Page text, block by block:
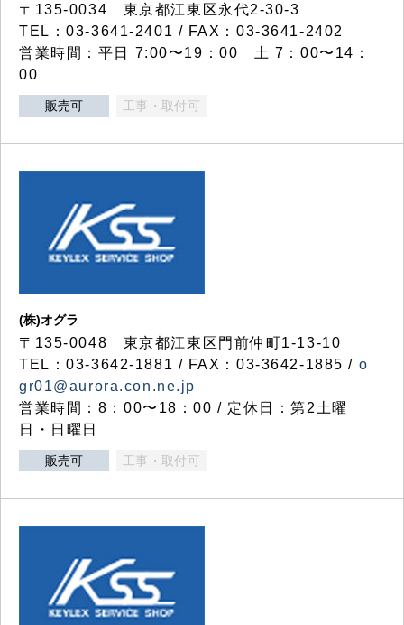
〒135-0034 東京都江東区永代2-30-3
TEL：03-3641-2401 / FAX：03-3641-2402
営業時間：平日 7:00〜19：00 土 7：00〜14：
00
販売可 工事・取付可
(株)オグラ
〒135-0048 東京都江東区門前仲町1-13-10
TEL：03-3642-1881 / FAX：03-3642-1885 / o
gr01@aurora.con.ne.jp
営業時間：8：00〜18：00 / 定休日：第2土曜
日・日曜日
販売可 工事・取付可